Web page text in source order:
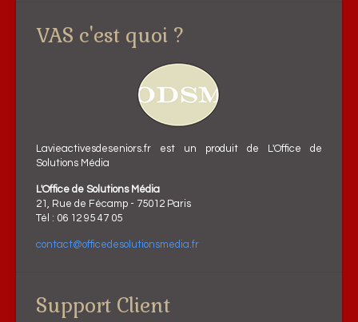
VAS c'est quoi ?
Lavieactivesdeseniors.fr est un produit de L'Office de
Solutions Média
L'Office de Solutions Média
21, Rue de Fécamp - 75012 Paris
Tél : 06 12 95 47 05
contact@officedesolutionsmedia.fr
Support Client